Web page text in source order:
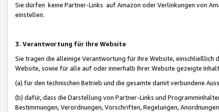
Sie dürfen keine Partner-Links auf Amazon oder Verlinkungen von
einstellen.
3. Verantwortung für Ihre Website
Sie tragen die alleinige Verantwortung für Ihre Website,
Website, sowie für alle auf oder innerhalb Ihrer Website gezeigte
(a) für den technischen Betrieb und die gesamte damit verbundene
(b) dafür, dass die Darstellung von Partner-Links und
Bestimmungen, Verordnungen, Vorschriften, Regelungen,